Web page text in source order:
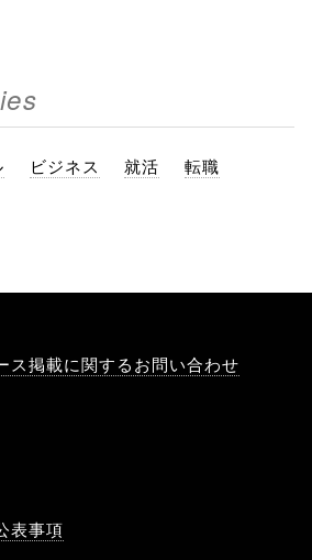
ビジネス 就活 転職
ス掲載に関するお問い合わせ
表事項